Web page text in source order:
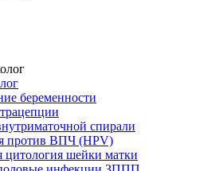
беременности
спирали
против ВПЧ (HPV)
цитология шейки матки